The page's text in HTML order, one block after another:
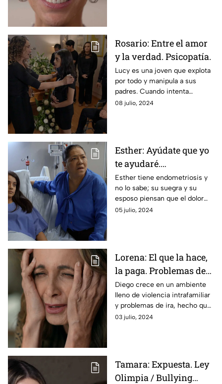
Rosario: Entre el amor
y la verdad. Psicopatía.
Lucy es una joven que explota
por todo y manipula a sus
padres. Cuando intenta
manipular a su nuevo novio,
08 julio, 2024
Esther: Ayúdate que yo
te ayudaré.
Endometriosis.
Esther tiene endometriosis y
no lo sabe; su suegra y su
esposo piensan que el dolor
intenso que dice sentir solo es
05 julio, 2024
Lorena: El que la hace,
la paga. Problemas de
ira / Violencia
intrafamiliar
Diego crece en un ambiente
lleno de violencia intrafamiliar
y problemas de ira, hecho que
lo lleva a terminar en la cárcel
03 julio, 2024
Tamara: Expuesta. Ley
Olimpia / Bullying